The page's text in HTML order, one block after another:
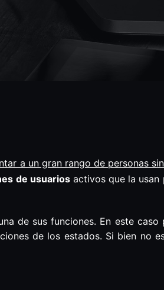
a un gran rango de personas
de usuariosactivos que la usan
de sus funciones. En este caso
de los estados. Si bien no